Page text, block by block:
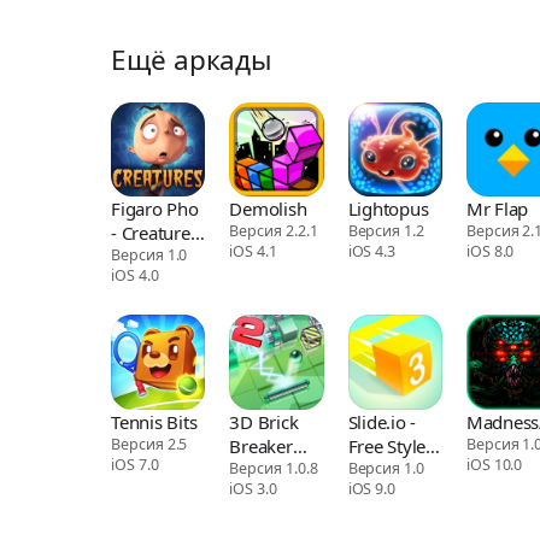
Ещё аркады
Figaro Pho
- Creatures
& Critters
Версия 1.0
iOS 4.0
Demolish
Версия 2.2.1
iOS 4.1
Lightopus
Версия 1.2
iOS 4.3
Mr Flap
Версия
iOS 8.0
Tennis Bits
Версия 2.5
iOS 7.0
3D Brick
Breaker
Revolution
2
Версия 1.0.8
iOS 3.0
Slide.io -
Free Style
Games
Версия 1.0
iOS 9.0
Версия
iOS 10.0